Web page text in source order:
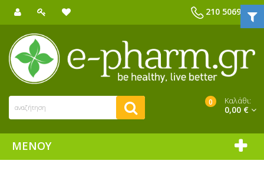
210 5069039
0 Καλάθι:
0,00 €
ΜΕΝΟΎ